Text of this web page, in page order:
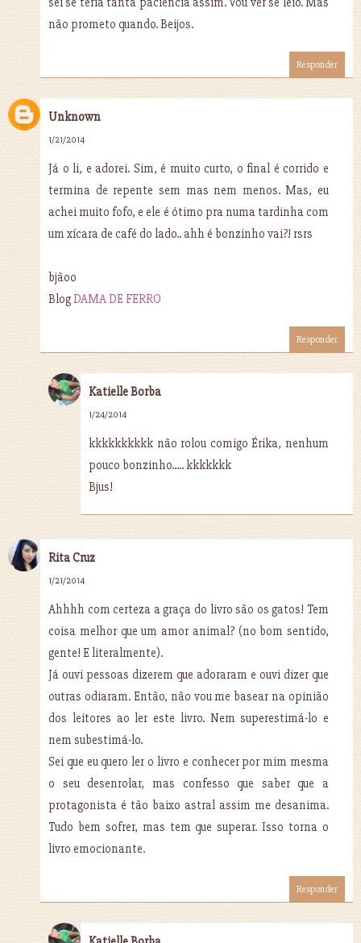
não prometo quando. Beijos.
Responder
Unknown
1/21/2014
Já o li, e adorei. Sim, é muito curto, o final é corrido e
termina de repente sem mas nem menos. Mas, eu
achei muito fofo, e ele é ótimo pra numa tardinha com
um xícara de café do lado.. ahh é bonzinho vai?! rsrs
bjãoo
BlogDAMA DE FERRO
Responder
Katielle Borba
1/24/2014
kkkkkkkkkk não rolou comigo Érika, nenhum
pouco bonzinho..... kkkkkkk
Bjus!
Rita Cruz
1/21/2014
Ahhhh com certeza a graça do livro são os gatos! Tem
coisa melhor que um amor animal? (no bom sentido,
gente! E literalmente).
Já ouvi pessoas dizerem que adoraram e ouvi dizer que
outras odiaram. Então, não vou me basear na opinião
dos leitores ao ler este livro. Nem superestimá-lo e
nem subestimá-lo.
Sei que eu quero ler o livro e conhecer por mim mesma
o seu desenrolar, mas confesso que saber que a
protagonista é tão baixo astral assim me desanima.
Tudo bem sofrer, mas tem que superar. Isso torna o
livro emocionante.
Responder